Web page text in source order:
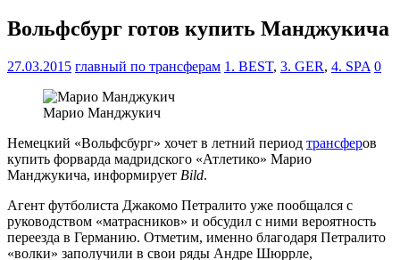
Вольфсбург готов купить Манджукича
27.03.2015 главный по трансферам 1. BEST, 3. GER, 4. SPA 0
Марио Манджукич
Немецкий «Вольфсбург» хочет в летний период трансферов
купить форварда мадридского «Атлетико» Марио
Манджукича, информирует Bild.
Агент футболиста Джакомо Петралито уже пообщался с
руководством «матрасников» и обсудил с ними вероятность
переезда в Германию. Отметим, именно благодаря Петралито
«волки» заполучили в свои ряды Андре Шюррле,